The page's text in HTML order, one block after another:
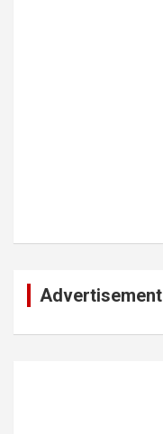
Advertisement